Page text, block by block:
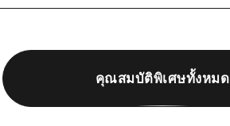
คุณสมบัติพิเศษทั้งหมด